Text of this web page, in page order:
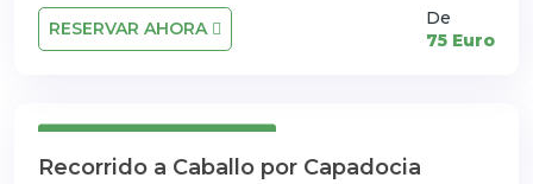
RESERVAR AHORA
De
75 Euro
Recorrido a Caballo por Capadocia